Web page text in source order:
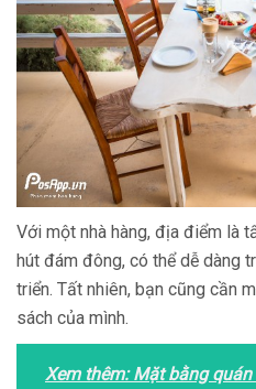
Với một nhà hàng, địa điểm là
hút đám đông, có thể dễ dàng
triển. Tất nhiên, bạn cũng cần
sách của mình.
Xem thêm:Mặt bằng